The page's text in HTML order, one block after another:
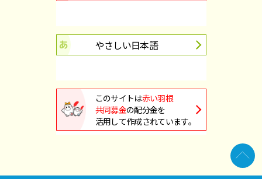
やさしい日本語
このサイトは赤い羽根
共同募金の配分金を
活用して作成されています。